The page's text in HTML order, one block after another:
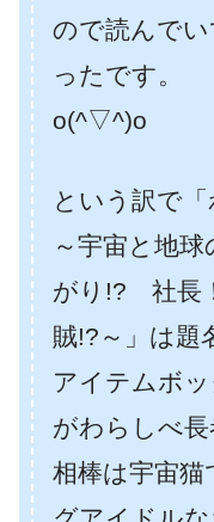
ので読んで
ったです。
o(^▽^)o
という訳で
～宇宙と地
がり!? 社
賊!?～」は題
アイテムボ
がわらしべ長
相棒は宇宙